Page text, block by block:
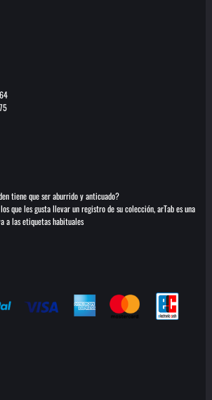
tiene que ser aburrido y anticuado?
que les gusta llevar un registro de su colección, arTab es una
a las etiquetas habituales